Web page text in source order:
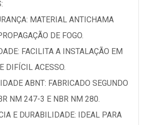
MATERIAL ANTICHAMA
DE FOGO.
FACILITA A INSTALAÇÃO EM
DIFÍCIL ACESSO.
ABNT: FABRICADO SEGUNDO
NM 247-3 E NBR NM 280.
E DURABILIDADE: IDEAL PARA